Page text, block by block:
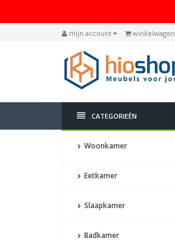
mijn account winkelwagen
CATEGORIEËN
Woonkamer
Eetkamer
Slaapkamer
Badkamer